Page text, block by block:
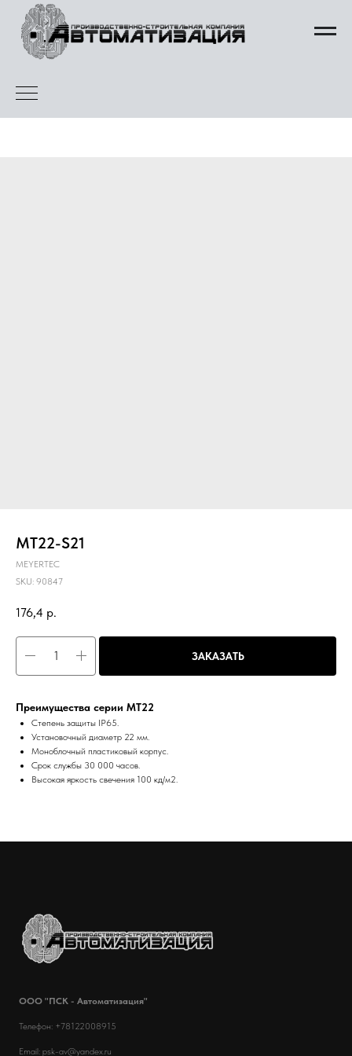
MT22-S21
MEYERTEC
SKU: 90847
176,4 р.
ЗАКАЗАТЬ
Преимущества серии MT22
Степень защиты IP65.
Установочный диаметр 22 мм.
Моноблочный пластиковый корпус.
Срок службы 30 000 часов.
Высокая яркость свечения 100 кд/м2.
ООО "ПСК - Автоматизация"
Телефон: +78122008915
Email: psk-av@yandex.ru